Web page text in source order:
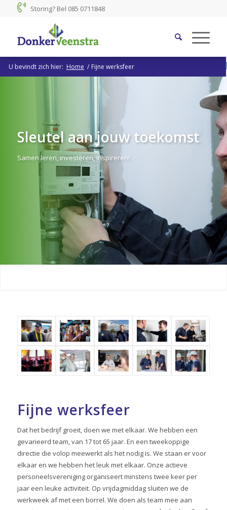
Storing? Bel 085 0711848
U bevindt zich hier: Home / Fijne werksfeer
Sleutel aan jouw toekomst
Samen leren, investeren, inspireren!
Fijne werksfeer
Dat het bedrijf groeit, doen we met elkaar. We hebben een
gevarieerd team, van 17 tot 65 jaar. En een tweekoppige
directie die volop meewerkt als het nodig is. We staan er voor
elkaar en we hebben het leuk met elkaar. Onze actieve
personeelsvereniging organiseert minstens twee keer per
jaar een leuke activiteit. Op vrijdagmiddag sluiten we de
werkweek af met een borrel. We doen als team mee aan